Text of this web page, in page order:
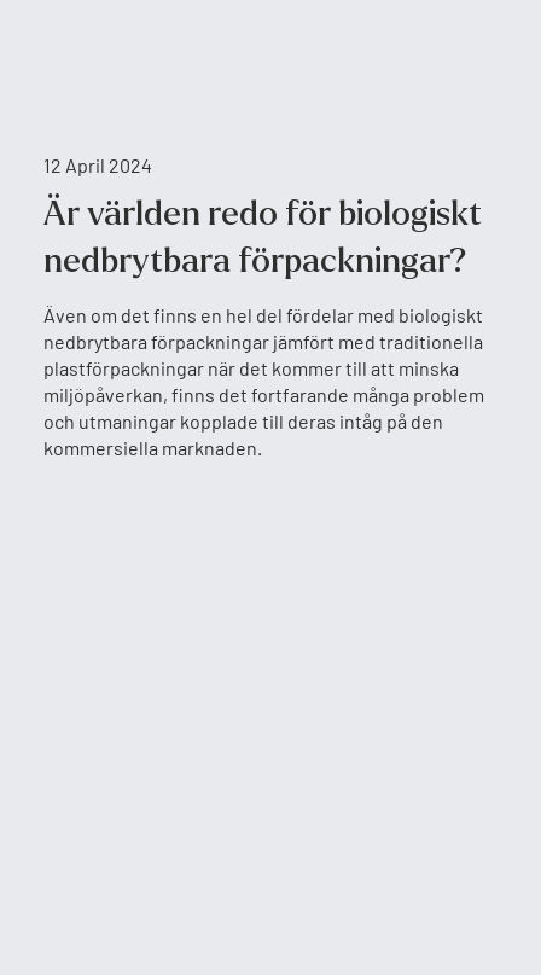
Är världen redo för biologiskt
nedbrytbara förpackningar?
12 April 2024
Även om det finns en hel del fördelar med biologiskt
nedbrytbara förpackningar jämfört med traditionella
plastförpackningar när det kommer till att minska
miljöpåverkan, finns det fortfarande många problem
och utmaningar kopplade till deras intåg på den
kommersiella marknaden.